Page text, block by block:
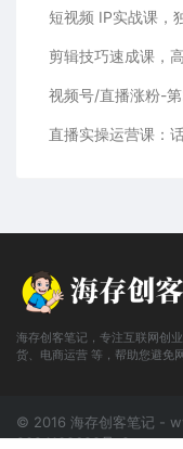
海存创客笔记，专注互联网创
货、电商运营 等，帮助您避免
© 2016 海存创客笔记 -
2024108698号-2